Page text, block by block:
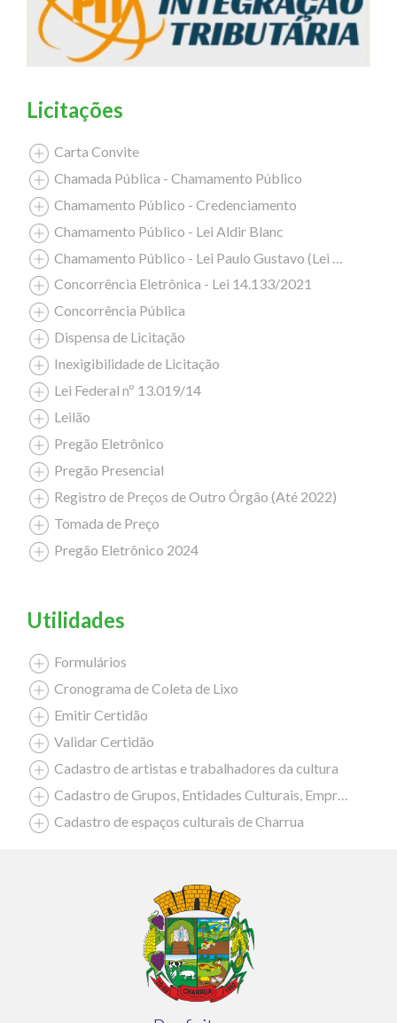
Licitações
Carta Convite
Chamada Pública - Chamamento Público
Chamamento Público - Credenciamento
Chamamento Público - Lei Aldir Blanc
Chamamento Público - Lei Paulo Gustavo (Lei Complementar nº 195/2022)
Concorrência Eletrônica - Lei 14.133/2021
Concorrência Pública
Dispensa de Licitação
Inexigibilidade de Licitação
Lei Federal nº 13.019/14
Leilão
Pregão Eletrônico
Pregão Presencial
Registro de Preços de Outro Órgão (Até 2022)
Tomada de Preço
Pregão Eletrônico 2024
Utilidades
Formulários
Cronograma de Coleta de Lixo
Emitir Certidão
Validar Certidão
Cadastro de artistas e trabalhadores da cultura
Cadastro de Grupos, Entidades Culturais, Empresas Culturais
Cadastro de espaços culturais de Charrua